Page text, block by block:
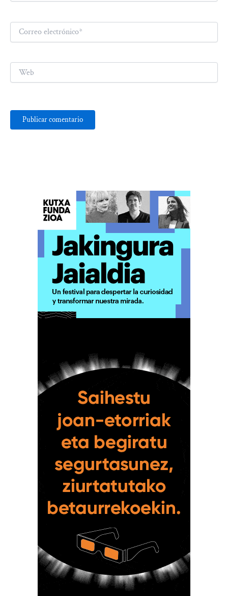
Correo
electrónico*